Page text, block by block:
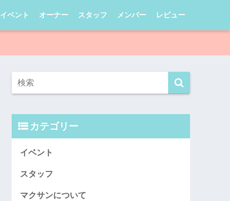
イベント オーナー スタッフ メンバー レビュー
カテゴリー
イベント
スタッフ
マクサンについて